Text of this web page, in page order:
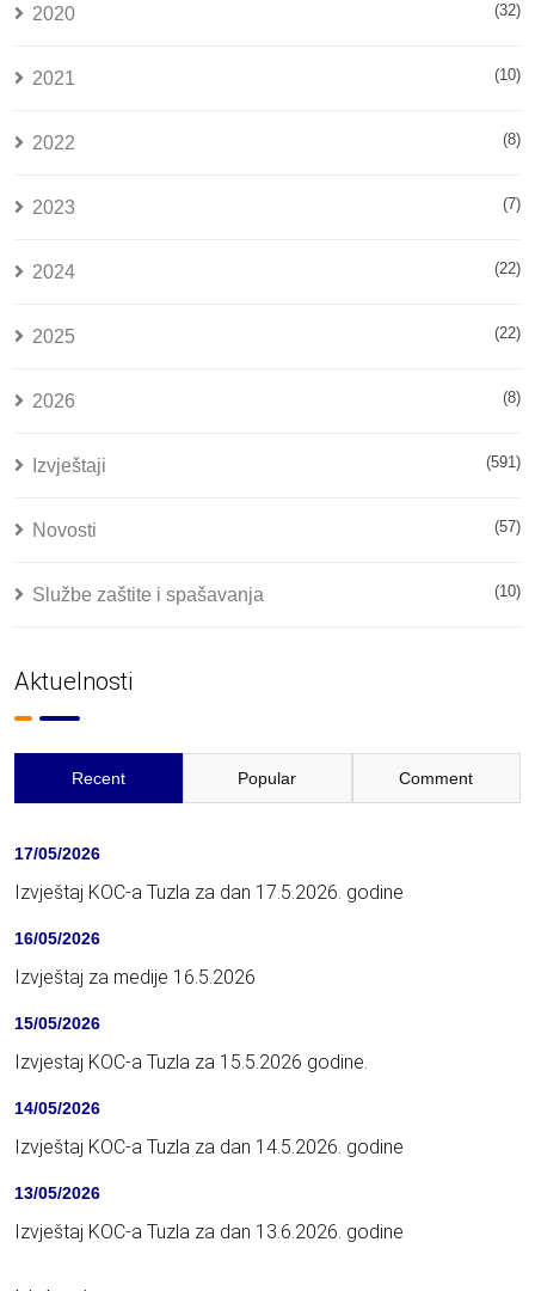
2020 (32)
2021 (10)
2022 (8)
2023 (7)
2024 (22)
2025 (22)
2026 (8)
Izvještaji (591)
Novosti (57)
Službe zaštite i spašavanja (10)
Aktuelnosti
Recent Popular Comment
17/05/2026
Izvještaj KOC-a Tuzla za dan 17.5.2026. godine
16/05/2026
Izvještaj za medije 16.5.2026
15/05/2026
Izvjestaj KOC-a Tuzla za 15.5.2026 godine.
14/05/2026
Izvještaj KOC-a Tuzla za dan 14.5.2026. godine
13/05/2026
Izvještaj KOC-a Tuzla za dan 13.6.2026. godine